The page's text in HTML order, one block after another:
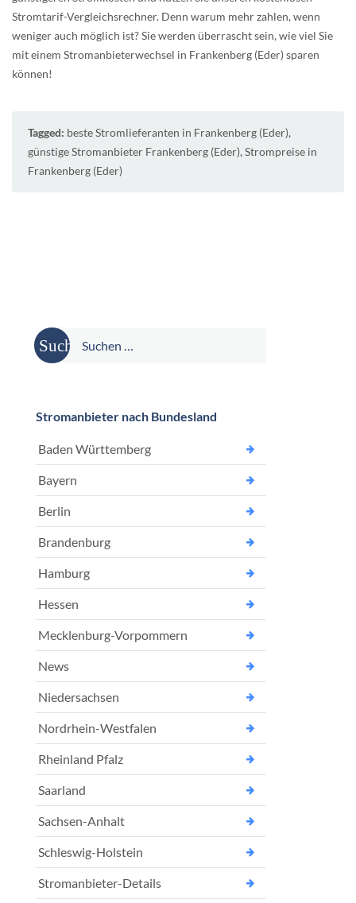
Stromtarif-Vergleichsrechner. Denn warum mehr zahlen, wenn
weniger auch möglich ist? Sie werden überrascht sein, wie viel Sie
mit einem Stromanbieterwechsel in Frankenberg (Eder) sparen
können!
Tagged: beste Stromlieferanten in Frankenberg (Eder),
günstige Stromanbieter Frankenberg (Eder), Strompreise in
Frankenberg (Eder)
Suche
nach:
Stromanbieter nach Bundesland
Baden Württemberg
Bayern
Berlin
Brandenburg
Hamburg
Hessen
Mecklenburg-Vorpommern
News
Niedersachsen
Nordrhein-Westfalen
Rheinland Pfalz
Saarland
Sachsen-Anhalt
Schleswig-Holstein
Stromanbieter-Details